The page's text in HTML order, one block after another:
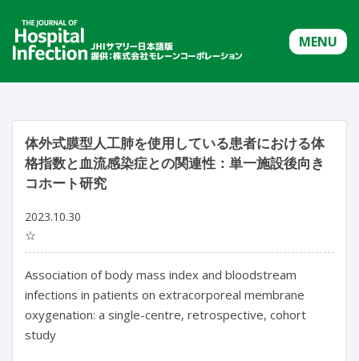
MENU
体外式膜型人工肺を使用している患者における体
格指数と血流感染症との関連性：単一施設後向き
コホート研究
2023.10.30
☆
Association of body mass index and bloodstream
infections in patients on extracorporeal membrane
oxygenation: a single-centre, retrospective, cohort
study